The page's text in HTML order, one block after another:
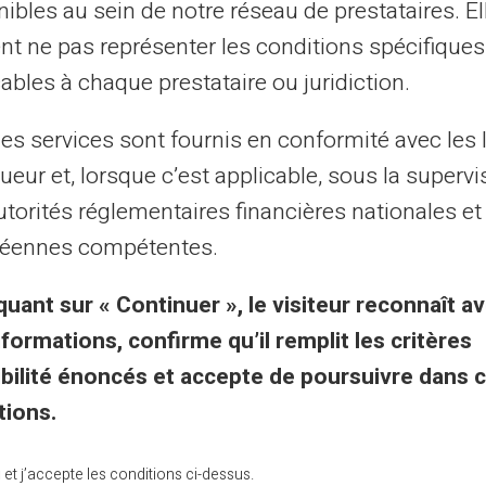
Service et Assistance par
humains, pas des
Client en français à votre écoute par ticket
par téléphone du lundi au samedi de 9h à 18h30
au sein de notre réseau de prestataires.
ne pas représenter les conditions spécifiques
à chaque prestataire ou juridiction.
services sont fournis en conformité avec les
et, lorsque c’est applicable, sous la
réglementaires financières nationales et
compétentes.
sur « Continuer », le visiteur reconnaît
confirme qu’il remplit les critères
énoncés et accepte de poursuivre dans
et j’accepte les conditions ci-dessus.